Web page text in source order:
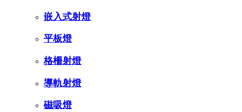
嵌入式射燈
平板燈
格柵射燈
導軌射燈
磁吸燈